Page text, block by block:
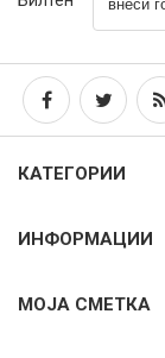
КАТЕГОРИИ
ИНФОРМАЦИИ
МОЈА СМЕТКА